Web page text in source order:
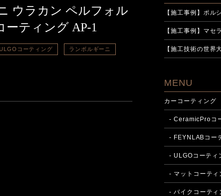
ウラカン ペルフォル
ーティング AP-1
ULGOコーティング ランボルギーニ
【施工事例】ポ
【施工事例】マ
【施工技術の世界
MENU
カーコーティング
- CeramicProコ
- FEYNLABコー
- ULGOコーティ
- マットコーティ
- バイクコーティ